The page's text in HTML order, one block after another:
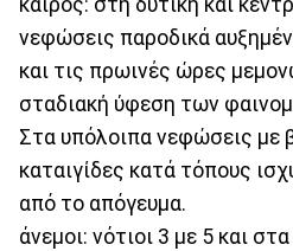
καιρός: στη δυτική και
νεφώσεις παροδικά
και τις πρωινές ώρες
σταδιακή ύφεση των
Στα υπόλοιπα νεφώσεις με
καταιγίδες κατά τόπους
από το απόγευμα.
άνεμοι: νότιοι 3 με 5 και